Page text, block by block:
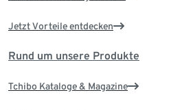
Jetzt Vorteile entdecken
Rund um unsere Produkte
Tchibo Kataloge & Magazine